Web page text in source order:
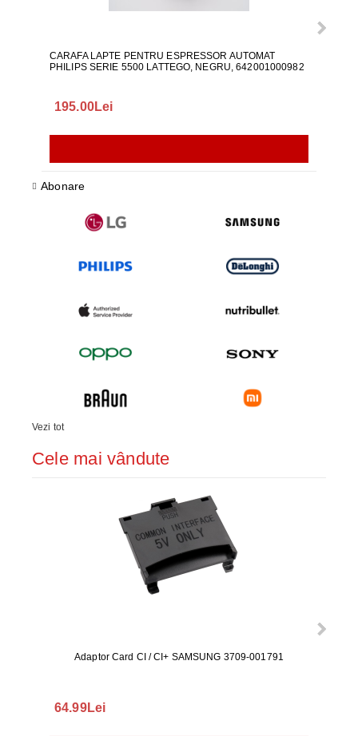
CARAFA LAPTE PENTRU ESPRESSOR AUTOMAT
PHILIPS SERIE 5500 LATTEGO, NEGRU, 642001000982
195.00Lei
Abonare
Vezi tot
Cele mai vândute
Adaptor Card CI / CI+ SAMSUNG 3709-001791
64.99Lei